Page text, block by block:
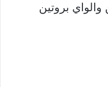
والواي بروتين